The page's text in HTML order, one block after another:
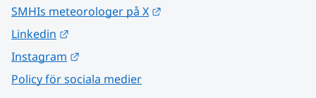
SMHIs meteorologer på X
Linkedin
Instagram
Policy för sociala medier